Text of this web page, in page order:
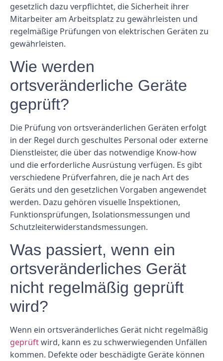
gesetzlich dazu verpflichtet, die Sicherheit ihrer
Mitarbeiter am Arbeitsplatz zu gewährleisten und
regelmäßige Prüfungen von elektrischen Geräten zu
gewährleisten.
Wie werden
ortsveränderliche Geräte
geprüft?
Die Prüfung von ortsveränderlichen Geräten erfolgt
in der Regel durch geschultes Personal oder externe
Dienstleister, die über das notwendige Know-how
und die erforderliche Ausrüstung verfügen. Es gibt
verschiedene Prüfverfahren, die je nach Art des
Geräts und den gesetzlichen Vorgaben angewendet
werden. Dazu gehören visuelle Inspektionen,
Funktionsprüfungen, Isolationsmessungen und
Schutzleiterwiderstandsmessungen.
Was passiert, wenn ein
ortsveränderliches Gerät
nicht regelmäßig geprüft
wird?
Wenn ein ortsveränderliches Gerät nicht regelmäßig
geprüftwird, kann es zu schwerwiegenden Unfällen
kommen. Defekte oder beschädigte Geräte können